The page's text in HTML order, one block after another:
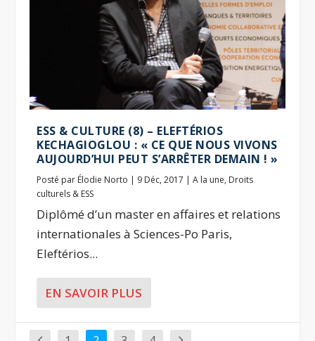
ESS & CULTURE (8) – ELEFTÉRIOS
KECHAGIOGLOU : « CE QUE NOUS VIVONS
AUJOURD’HUI PEUT S’ARRÊTER DEMAIN ! »
Posté par Élodie Norto | 9 Déc, 2017 |A la une, Droits
culturels & ESS
Diplômé d’un master en affaires et relations
internationales à Sciences-Po Paris,
Eleftérios...
EN SAVOIR PLUS